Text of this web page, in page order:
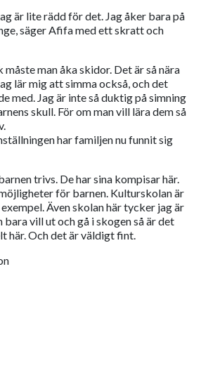
är lite rädd för det. Jag åker bara på
säger Afifa med ett skratt och
man åka skidor. Det är så nära
lär mig att simma också, och det
med. Jag är inte så duktig på simning
skull. För om man vill lära dem så
har familjen nu funnit sig
trivs. De har sina kompisar här.
för barnen. Kulturskolan är
Även skolan här tycker jag är
bara vill ut och gå i skogen så är det
här. Och det är väldigt fint.